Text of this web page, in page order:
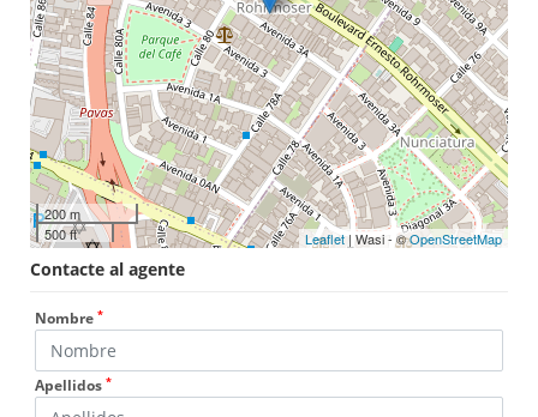
200 m
500 ft
Leaflet | Wasi - ©OpenStreetMap
Contacte al agente
Nombre *
Apellidos *